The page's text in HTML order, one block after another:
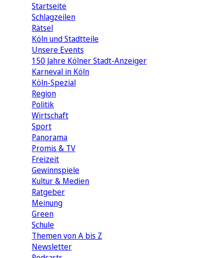
Startseite
Schlagzeilen
Rätsel
Köln und Stadtteile
Unsere Events
150 Jahre Kölner Stadt-Anzeiger
Karneval in Köln
Köln-Spezial
Region
Politik
Wirtschaft
Sport
Panorama
Promis & TV
Freizeit
Gewinnspiele
Kultur & Medien
Ratgeber
Meinung
Green
Schule
Themen von A bis Z
Newsletter